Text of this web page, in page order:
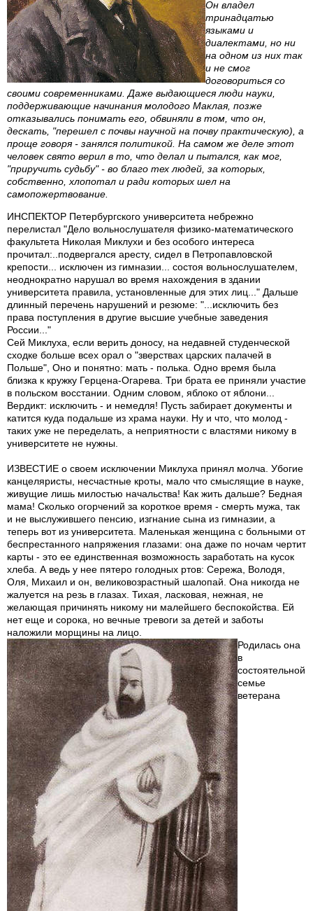
Он владел
тринадцатью
языками и
диалектами, но ни
на одном из них так
и не смог
договориться со
своими современниками. Даже выдающиеся люди науки,
поддерживающие начинания молодого Маклая, позже
отказывались понимать его, обвиняли в том, что он,
дескать, "перешел с почвы научной на почву практическую), а
проще говоря - занялся политикой. На самом же деле этот
человек свято верил в то, что делал и пытался, как мог,
"приручить судьбу" - во благо тех людей, за которых,
собственно, хлопотал и ради которых шел на
самопожертвование.
ИНСПЕКТОР Петербургского университета небрежно
перелистал "Дело вольнослушателя физико-математического
факультета Николая Миклухи и без особого интереса
прочитал:..подвергался аресту, сидел в Петропавловской
крепости... исключен из гимназии... состоя вольнослушателем,
неоднократно нарушал во время нахождения в здании
университета правила, установленные для этих лиц..." Дальше
длинный перечень нарушений и резюме: "...исключить без
права поступления в другие высшие учебные заведения
России..."
Сей Миклуха, если верить доносу, на недавней студенческой
сходке больше всех орал о "зверствах царских палачей в
Польше", Оно и понятно: мать - полька. Одно время была
близка к кружку Герцена-Огарева. Три брата ее приняли участие
в польском восстании. Одним словом, яблоко от яблони...
Вердикт: исключить - и немедля! Пусть забирает документы и
катится куда подальше из храма науки. Ну и что, что молод -
таких уже не переделать, а неприятности с властями никому в
университете не нужны.
ИЗВЕСТИЕ о своем исключении Миклуха принял молча. Убогие
канцеляристы, несчастные кроты, мало что смыслящие в науке,
живущие лишь милостью начальства! Как жить дальше? Бедная
мама! Сколько огорчений за короткое время - смерть мужа, так
и не выслужившего пенсию, изгнание сына из гимназии, а
теперь вот из университета. Маленькая женщина с больными от
беспрестанного напряжения глазами: она даже по ночам чертит
карты - это ее единственная возможность заработать на кусок
хлеба. А ведь у нее пятеро голодных ртов: Сережа, Володя,
Оля, Михаил и он, великовозрастный шалопай. Она никогда не
жалуется на резь в глазах. Тихая, ласковая, нежная, не
желающая причинять никому ни малейшего беспокойства. Ей
нет еще и сорока, но вечные тревоги за детей и заботы
наложили морщины на лицо.
Родилась она
в
состоятельной
семье
ветерана